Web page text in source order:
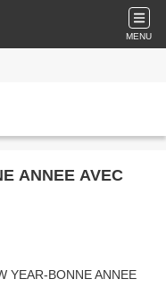
MENU
ANNEE AVEC